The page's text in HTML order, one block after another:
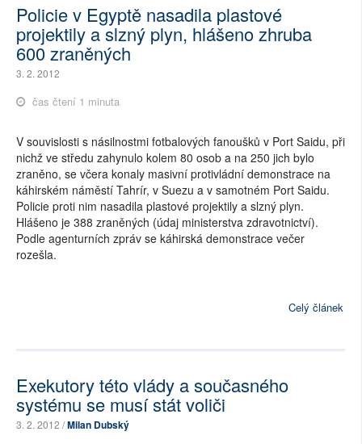
Policie v Egyptě nasadila plastové
projektily a slzný plyn, hlášeno zhruba
600 zraněných
3. 2. 2012
čas čtení 1 minuta
V souvislosti s násilnostmi fotbalových fanoušků v Port Saidu, při
nichž ve středu zahynulo kolem 80 osob a na 250 jich bylo
zraněno, se včera konaly masivní protivládní demonstrace na
káhirském náměstí Tahrír, v Suezu a v samotném Port Saidu.
Policie proti nim nasadila plastové projektily a slzný plyn.
Hlášeno je 388 zraněných (údaj ministerstva zdravotnictví).
Podle agenturních zpráv se káhirská demonstrace večer
rozešla.
Celý článek
Exekutory této vlády a současného
systému se musí stát voliči
3. 2. 2012 /Milan Dubský